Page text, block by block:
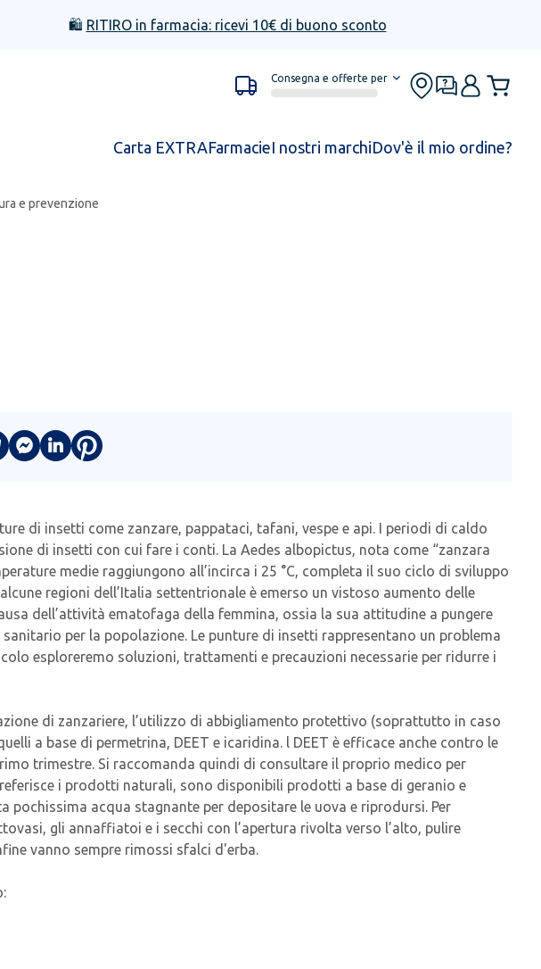
🛍️ RITIRO in farmacia: ricevi 10€ di buono sconto
Consegna e offerte per
Carta EXTRAFarmacieI nostri marchiDov'è il mio ordine?
e prevenzione
di insetti come zanzare, pappataci, tafani, vespe e api. I periodi di caldo
di insetti con cui fare i conti. La Aedes albopictus, nota come “zanzara
medie raggiungono all’incirca i 25 °C, completa il suo ciclo di sviluppo
regioni dell’Italia settentrionale è emerso un vistoso aumento delle
dell’attività ematofaga della femmina, ossia la sua attitudine a pungere
per la popolazione. Le punture di insetti rappresentano un problema
esploreremo soluzioni, trattamenti e precauzioni necessarie per ridurre i
di zanzariere, l’utilizzo di abbigliamento protettivo (soprattutto in caso
a base di permetrina, DEET e icaridina. l DEET è efficace anche contro le
trimestre. Si raccomanda quindi di consultare il proprio medico per
i prodotti naturali, sono disponibili prodotti a base di geranio e
acqua stagnante per depositare le uova e riprodursi. Per
gli annaffiatoi e i secchi con l’apertura rivolta verso l’alto, pulire
vanno sempre rimossi sfalci d'erba.